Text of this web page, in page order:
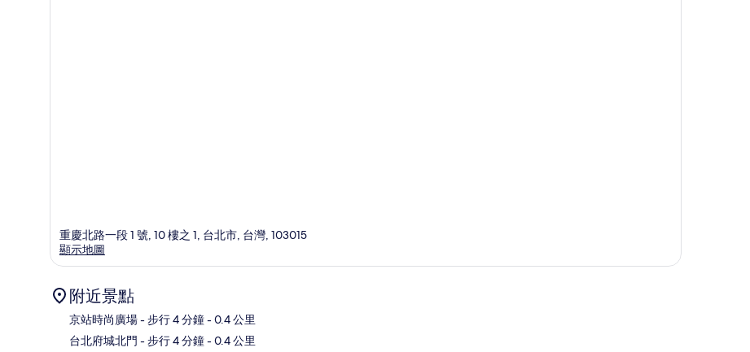
重慶北路一段 1 號, 10 樓之 1, 台北市, 台灣, 103015
顯示地圖
附近景點
京站時尚廣場- 步行 4 分鐘- 0.4 公里
台北府城北門 - 步行 4 分鐘- 0.4 公里